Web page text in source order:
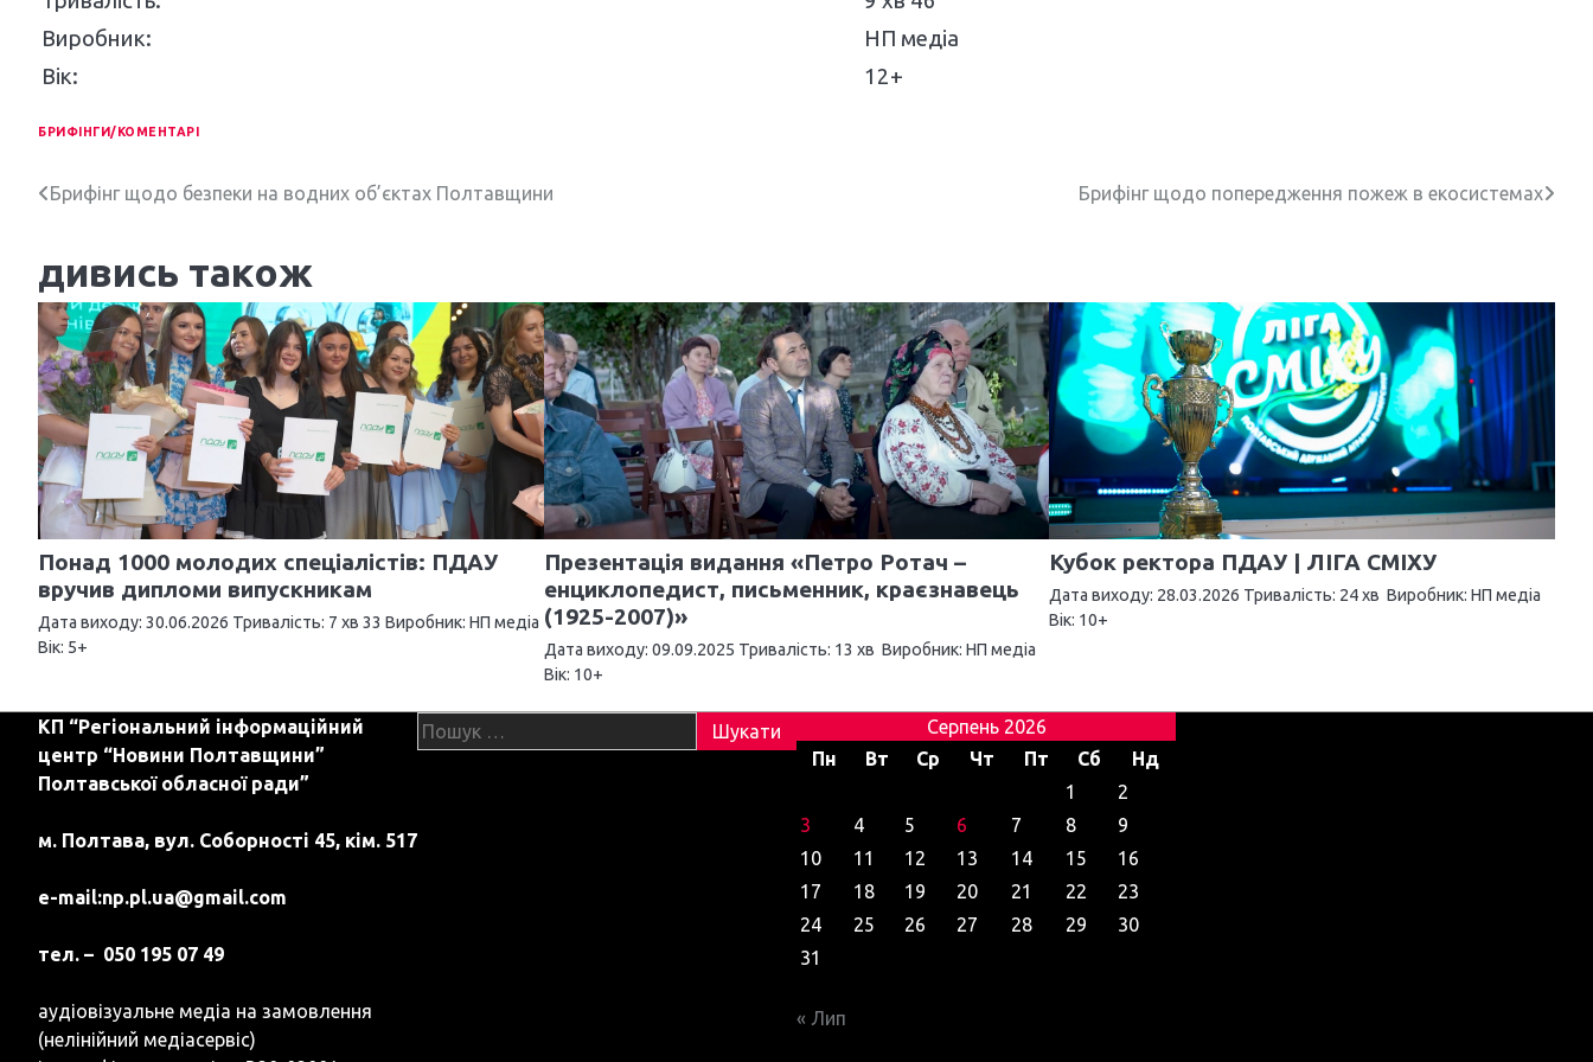
Виробник:
НП медіа
Вік:
12+
БРИФІНГИ/КОМЕНТАРІ
Н
в
і
г
а
ц
і
я
з
а
и
с
і
в
Брифінг щодо безпеки на водних об’єктах Полтавщини Брифінг щодо попередження пожеж в екосистемах
дивись також
Понад 1000 молодих спеціалістів: ПДАУ
вручив дипломи випускникам
Дата виходу: 30.06.2026 Тривалість: 7 хв 33 Виробник: НП медіа
Вік: 5+
Презентація видання «Петро Ротач –
енциклопедист, письменник, краєзнавець
(1925-2007)»
Дата виходу: 09.09.2025 Тривалість: 13 хв Виробник: НП медіа
Вік: 10+
Кубок ректора ПДАУ | ЛІГА СМІХУ
Дата виходу: 28.03.2026 Тривалість: 24 хв Виробник: НП медіа
Вік: 10+
КП “Регіональний інформаційний
центр “Новини Полтавщини”
Полтавської обласної ради”
м. Полтава, вул. Соборності 45, кім. 517
e-mail:np.pl.ua@gmail.com
тел. – 050 195 07 49
аудіовізуальне медіа на замовлення
(нелінійний медіасервіс)
Пошук:
Серпень 2026
Пн
Вт Ср Чт Пт Сб
Нд
1
2
3
4 5 6 7 8
9
10
11 12 13 14 15
16
17
18 19 20 21 22
23
24
25 26 27 28 29
30
31
« Лип